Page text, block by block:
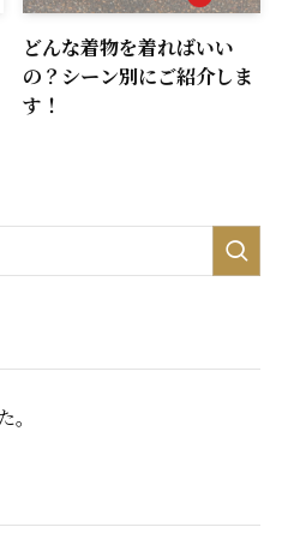
どんな着物を着ればいい
の？シーン別にご紹介しま
す！